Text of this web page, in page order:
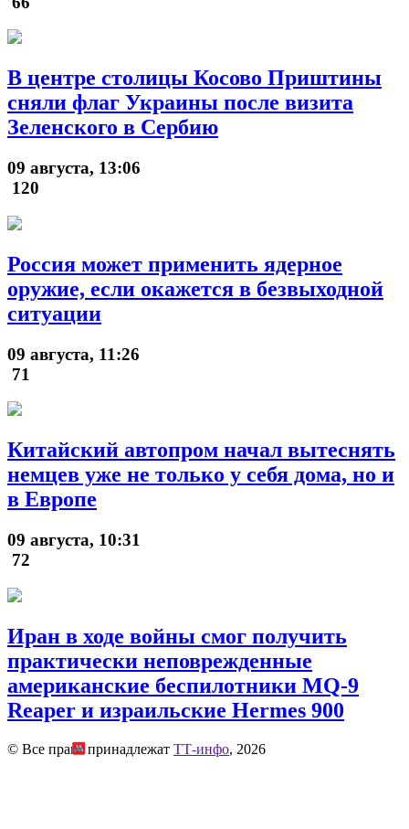
В центре столицы Косово Приштины
сняли флаг Украины после визита
Зеленского в Сербию
09 августа, 13:06
120
Россия может применить ядерное
оружие, если окажется в безвыходной
ситуации
09 августа, 11:26
71
Китайский автопром начал вытеснять
немцев уже не только у себя дома, но и
в Европе
09 августа, 10:31
72
Иран в ходе войны смог получить
практически неповрежденные
американские беспилотники MQ-9
Reaper и израильские Hermes 900
© Все права принадлежат ТТ-инфо, 2026